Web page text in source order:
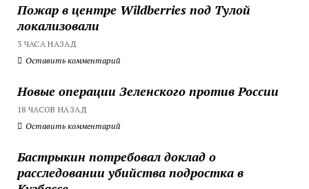
Пожар в центре Wildberries под Тулой
локализовали
3 ЧАСА НАЗАД
Оставить комментарий
Новые операции Зеленского против России
18 ЧАСОВ НАЗАД
Оставить комментарий
Бастрыкин потребовал доклад о
расследовании убийства подростка в